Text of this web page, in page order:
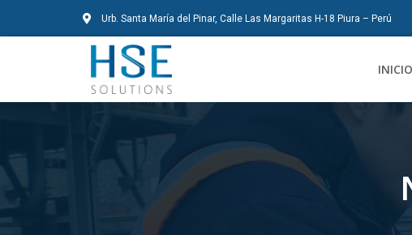
Urb. Santa María del Pinar, Calle Las Margaritas H-18 Piura – Perú
INICIO